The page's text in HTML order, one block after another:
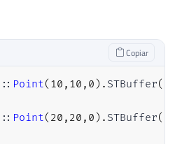
Copiar
:: Point( 10 , 10 , 0 ) . STBuffer(
:: Point( 20 , 20 , 0 ) . STBuffer(